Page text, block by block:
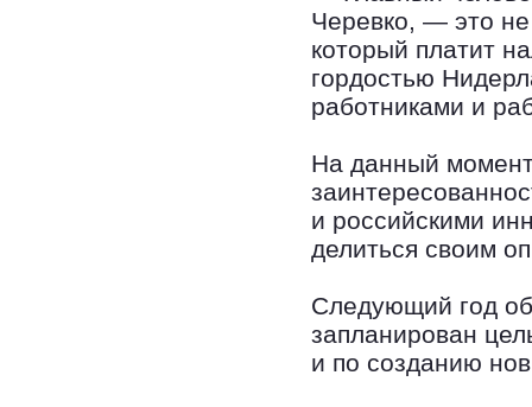
Черевко, — это не
который платит
гордостью
работниками и
На данный
и российскими
делиться своим
Следующий год
запланирован
и по созданию